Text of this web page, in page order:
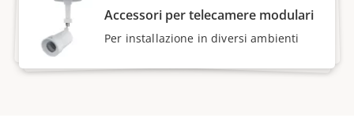
Accessori per telecamere modulari
Per installazione in diversi ambienti